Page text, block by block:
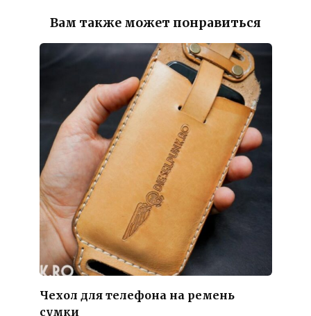
Вам также может понравиться
Чехол для телефона на ремень
сумки